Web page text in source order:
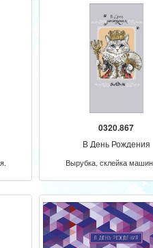
0320.867
В День Рождения
Вырубка, склейка